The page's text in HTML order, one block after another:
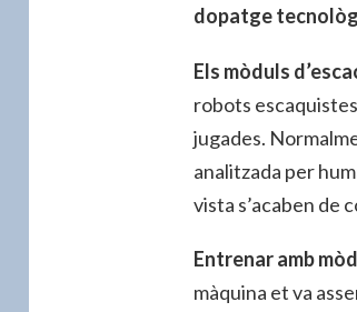
dopatge
Els mòduls
robots
jugades.
analitzada per
vista s’acaben de
Entrenar amb
màquina et va